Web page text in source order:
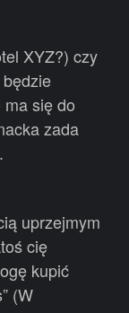
XYZ?) czy
się do
zada
uprzejmym
cię
kupić
(W